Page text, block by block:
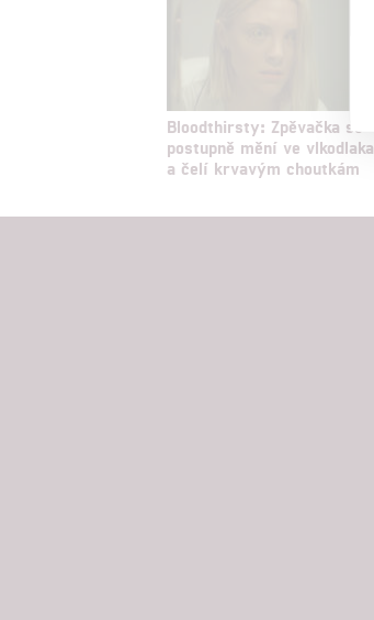
Bloodthirsty: Zpěvačka se
postupně mění ve vlkodlaka
a čelí krvavým choutkám